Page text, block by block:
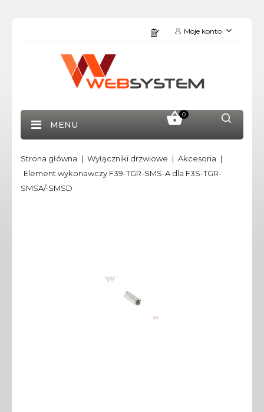
Moje konto
0
MENU
Strona główna Wyłączniki drzwiowe
Akcesoria
Element wykonawczy F39-TGR-SMS-A dla F3S-TGR-
SMSA/-SMSD